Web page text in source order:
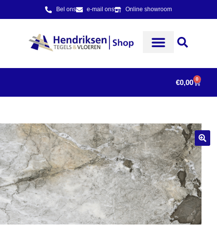
Bel ons e-mail ons Online showroom
€0,00 0